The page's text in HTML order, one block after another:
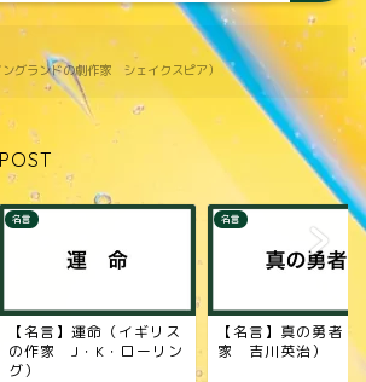
ングランドの劇作家 シェイクスピア）
名言
【名言】運命（イギリス
の作家 J・K・ローリン
グ）
名言
【名言】真の勇者（
家 吉川英治）